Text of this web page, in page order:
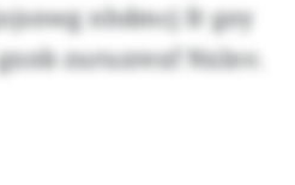
nhdmcj fr gey
zuruzrexf Nxlnv.